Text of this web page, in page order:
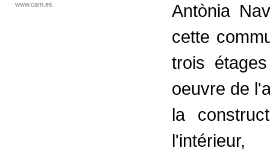
www.cam.es
Antònia
cette
trois
oeuvre de
la